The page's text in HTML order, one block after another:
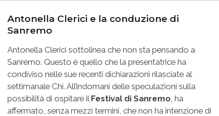
Antonella Clerici e la conduzione di
Sanremo
Antonella Clerici sottolinea che non sta pensando a
Sanremo. Questo è quello che la presentatrice ha
condiviso nelle sue recenti dichiarazioni rilasciate al
settimanale Chi. All’indomani delle speculazioni sulla
possibilità di ospitare il Festival di Sanremo , ha
affermato, senza mezzi termini, che non ha intenzione di